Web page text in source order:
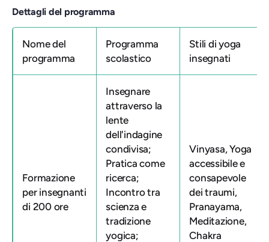
Dettagli del programma
Nome del
programma
Programma
scolastico
Stili di yoga
insegnati
Formazione
per insegnanti
di 200 ore
Insegnare
attraverso la
lente
dell'indagine
condivisa;
Pratica come
ricerca;
Incontro tra
scienza e
tradizione
yogica;
Vinyasa, Yoga
accessibile e
consapevole
dei traumi,
Pranayama,
Meditazione,
Chakra